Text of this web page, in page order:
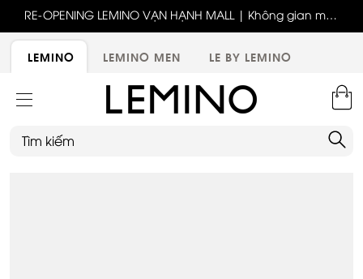
RE-OPENING LEMINO VẠN HẠNH MALL | Không gian mới,
trải nghiệm mới, ưu đãi tri ân đặc biệt
LEMINO
LEMINO MEN LE BY LEMINO